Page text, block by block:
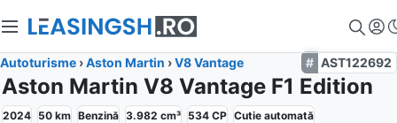
Autoturisme ›Aston Martin ›V8 Vantage AST122692
Aston Martin V8 Vantage F1 Edition
2024 50 km Benzină 3.982 cm³ 534 CP Cutie automată